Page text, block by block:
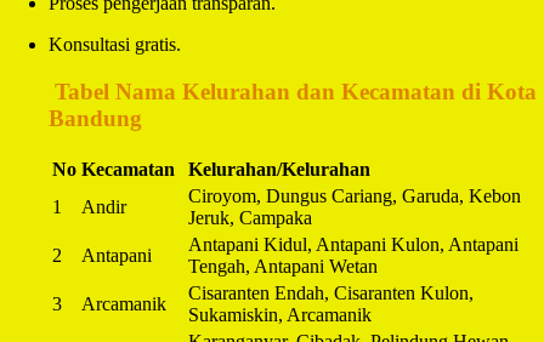
Konsultasi gratis.
Tabel Nama Kelurahan dan Kecamatan di Kota
Bandung
No Kecamatan
Kelurahan/Kelurahan
1
Andir
Ciroyom, Dungus Cariang, Garuda, Kebon
Jeruk, Campaka
2
Antapani
Antapani Kidul, Antapani Kulon, Antapani
Tengah, Antapani Wetan
3
Arcamanik
Cisaranten Endah, Cisaranten Kulon,
Sukamiskin, Arcamanik